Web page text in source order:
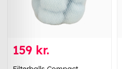
159 kr.